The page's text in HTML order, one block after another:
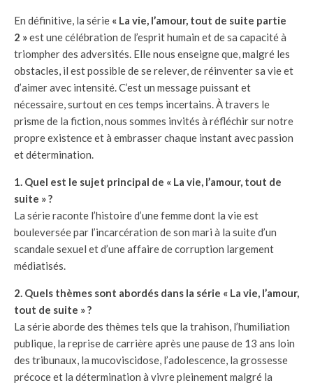
En définitive, la série « La vie, l’amour, tout de suite partie
2 »est une célébration de l’esprit humain et de sa capacité à
triompher des adversités. Elle nous enseigne que, malgré les
obstacles, il est possible de se relever, de réinventer sa vie et
d’aimer avec intensité. C’est un message puissant et
nécessaire, surtout en ces temps incertains. À travers le
prisme de la fiction, nous sommes invités à réfléchir sur notre
propre existence et à embrasser chaque instant avec passion
et détermination.
1. Quel est le sujet principal de « La vie, l’amour, tout de
suite » ?
La série raconte l’histoire d’une femme dont la vie est
bouleversée par l’incarcération de son mari à la suite d’un
scandale sexuel et d’une affaire de corruption largement
médiatisés.
2. Quels thèmes sont abordés dans la série « La vie, l’amour,
tout de suite » ?
La série aborde des thèmes tels que la trahison, l’humiliation
publique, la reprise de carrière après une pause de 13 ans loin
des tribunaux, la mucoviscidose, l’adolescence, la grossesse
précoce et la détermination à vivre pleinement malgré la